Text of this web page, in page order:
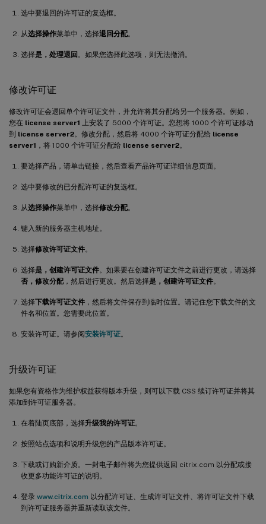
选中要退回的许可证的复选框。
从选择操作菜单中，选择退回分配。
选择是，处理退回 。如果您选择此选项，则无法撤消。
修改许可证
修改许可证会退回单个许可证文件，并允许将其分配给另一个服务器。例如，
您在 license server1 上安装了 5000 个许可证。您想将 1000 个许可证移动
到 license server2。修改分配，然后将 4000 个许可证分配给 license
server1 ，将 1000 个许可证分配给 license server2。
要选择产品，请单击链接，然后查看产品许可证详细信息页面。
选中要修改的已分配许可证的复选框。
从选择操作菜单中，选择修改分配。
键入新的服务器主机地址。
选择修改许可证文件。
选择是，创建许可证文件。如果要在创建许可证文件之前进行更改，请选择
否，修改分配，然后进行更改。然后选择是，创建许可证文件。
选择下载许可证文件 ，然后将文件保存到临时位置。请记住您下载文件的文
件名和位置。您需要此位置。
安装许可证。请参阅安装许可证。
升级许可证
如果您有资格作为维护权益获得版本升级，则可以下载 CSS 续订许可证并将其
添加到许可证服务器。
在着陆页底部，选择升级我的许可证。
按照站点选项和说明升级您的产品版本许可证。
下载或订购新介质。一封电子邮件将为您提供返回 citrix.com 以分配或接
收更多功能许可证的说明。
登录 www.citrix.com 以分配许可证、生成许可证文件、将许可证文件下载
到许可证服务器并重新读取该文件。